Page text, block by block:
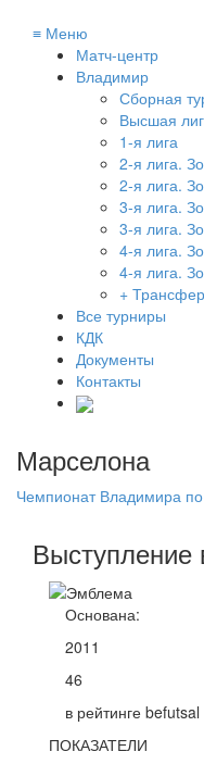
≡ Меню
Матч-центр
Владимир
Сборная
Высшая
1-я лига
2-я лига.
2-я лига.
3-я лига.
3-я лига.
4-я лига.
4-я лига.
+
Все турниры
КДК
Документы
Контакты
Марселона
Чемпионат Владимира
Выступление
Основана:
2011
46
в рейтинге befutsal
ПОКАЗАТЕЛИ